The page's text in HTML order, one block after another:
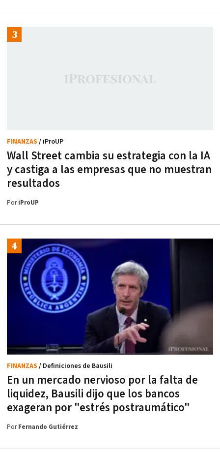
Wall Street cambia su estrategia con la IA
y castiga a las empresas que no muestran
resultados
FINANZAS / iProUP
PoriProUP
En un mercado nervioso por la falta de
liquidez, Bausili dijo que los bancos
exageran por "estrés postraumático"
FINANZAS / Definiciones de Bausili
PorFernando Gutiérrez